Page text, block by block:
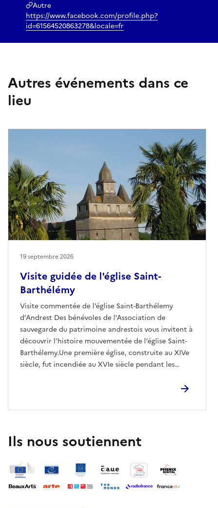
Autre
https://www.facebook.com/profile.php?
id=61564520863278&locale=fr
Autres événements dans ce
lieu
Visite guidée de l'église Saint-
Barthélémy
Visite commentée de l’église Saint-Barthélemy
d’Andrest Des bénévoles de l’Association de
sauvegarde du patrimoine andrestois vous invitent à
découvrir l’histoire mouvementée de l’église Saint-
Barthélemy.Une première église, construite au XIVe
siècle, fut incendiée au XVIe siècle pendant les
avant de connaître de nouvelles transformations
aujourd’hui à la sauvegarde et à la restauration de
19 septembre 2026
Ils nous soutiennent